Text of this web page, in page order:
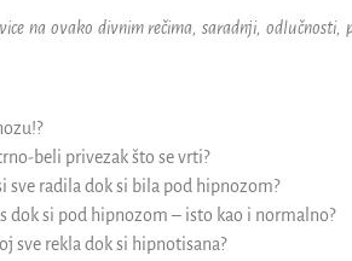
na ovako divnim rečima, saradnji, odlučnosti,
beli privezak što se vrti?
sve radila dok si bila pod hipnozom?
dok si pod hipnozom – isto kao i normalno?
sve rekla dok si hipnotisana?